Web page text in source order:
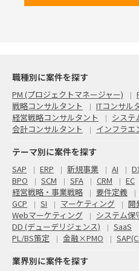
職種別に案件を探す
PM (プロジェクトマネージャー)
戦略コンサルタント
ITコンサル
経営戦略コンサルタント
システ
会計コンサルタント
インフラエ
テーマ別に案件を探す
SAP ERP 新規事業 AI
BPO
SCM SFA CRM EC
経営戦略・事業戦略
要件定義
GCP
SI マーケティング 開
Webマーケティング
システム保
DD (デューデリジェンス)
SaaS
PL/BS策定
金融×PMO
業界別に案件を探す